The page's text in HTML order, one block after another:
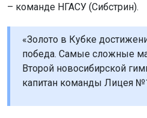
– команде НГАСУ (Сибстрин).
«Золото в Кубке
победа. Самые сложные
Второй новосибирской
капитан команды Лицея